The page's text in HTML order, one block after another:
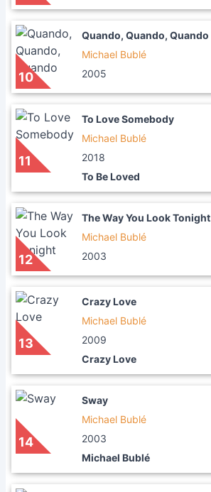
10
Quando, Quando, Quando
Michael Bublé
2005
11
To Love Somebody
Michael Bublé
2018
To Be Loved
12
The Way You Look Tonight
Michael Bublé
2003
13
Crazy Love
Michael Bublé
2009
Crazy Love
14
Sway
Michael Bublé
2003
Michael Bublé